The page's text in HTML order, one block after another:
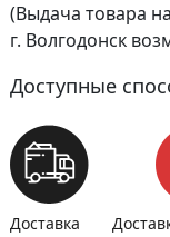
(Выдача товара
г. Волгодонск
Доступные
Доставка